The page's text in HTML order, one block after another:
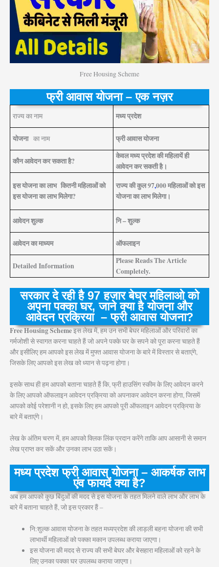
Free Housing Scheme
फ्री आवास योजना – एक नज़र
राज्य का नाम मध्य प्रदेश
योजना का नाम फ्री आवास योजना
कौन आवेदन कर सकता है?
केवल मध्य प्रदेश की महिलायें ही
आवेदन कर सकती है।
इस योजना का लाभ कितनी महिलाओं को
इस योजना का लाभ मिलेगा?
राज्य की कुल 97,000 महिलाओं को इस
योजना का लाभ मिलेगा।
आवेदन शुल्क नि – शुल्क
आवेदन का माध्यम ऑफलाइन
Detailed Information
Please Reads The Article
Completely.
सरकार दे रही है 97 हजार बेघर महिलाओ को
अपना पक्का घर, जाने क्या है योजना और
आवेदन प्रक्रिया – फ्री आवास योजना?
Free Housing Schemeइस लेख में, हम उन सभी बेघर महिलाओं और परिवारों का
गर्मजोशी से स्वागत करना चाहते हैं जो अपने पक्के घर के सपने को पूरा करना चाहते हैं
और इसीलिए हम आपको इस लेख में मुफ्त आवास योजना के बारे में विस्तार से बताएंगे,
जिसके लिए आपको इस लेख को ध्यान से पढ़ना होगा।
इसके साथ ही हम आपको बताना चाहते हैं कि, फ्री हाउसिंग स्कीम के लिए आवेदन करने
के लिए आपको ऑफलाइन आवेदन प्रक्रिया को अपनाकर आवेदन करना होगा, जिसमें
आपको कोई परेशानी न हो, इसके लिए हम आपको पूरी ऑफलाइन आवेदन प्रक्रिया के
बारे में बताएंगे।
लेख के अंतिम चरण में, हम आपको क्लिक लिंक प्रदान करेंगे ताकि आप आसानी से समान
लेख प्राप्त कर सकें और उनका लाभ उठा सकें।
मध्य प्रदेश फ्री आवास योजना – आकर्षक लाभ
एंव फायदें क्या है?
अब हम आपको कुछ बिंदुओं की मदद से इस योजना के तहत मिलने वाले लाभ और लाभ के
बारे में बताना चाहते हैं, जो इस प्रकार हैं –
नि:शुल्क आवास योजना के तहत मध्यप्रदेश की लाड़ली बहना योजना की सभी
लाभार्थी महिलाओं को पक्का मकान उपलब्ध कराया जाएगा।
इस योजना की मदद से राज्य की सभी बेघर और बेसहारा महिलाओं को रहने के
लिए उनका पक्का घर उपलब्ध कराया जाएगा।